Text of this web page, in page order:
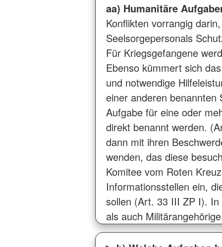
aa) Humanitäre
Konflikten vorrangig
Seelsorgepersonals
Für Kriegsgefangene
Ebenso kümmert sich
und notwendige
einer anderen benannten
Aufgabe für eine oder
direkt benannt werden.
dann mit ihren
wenden, das diese
Komitee vom Roten
Informationsstellen ein,
sollen (Art. 33 III ZP I).
als auch